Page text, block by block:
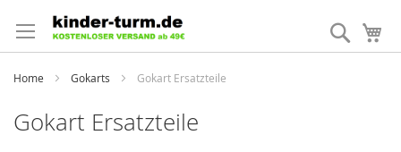
zum
Inhalt
Suche
Home Gokarts Gokart Ersatzteile
Gokart Ersatzteile